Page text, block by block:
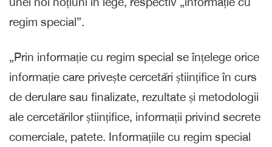
regim special”.
„Prin informație cu regim special se înțelege orice
informație care privește cercetări științifice în curs
de derulare sau finalizate, rezultate și metodologii
ale cercetărilor științifice, informații privind secrete
comerciale, patete. Informațiile cu regim special